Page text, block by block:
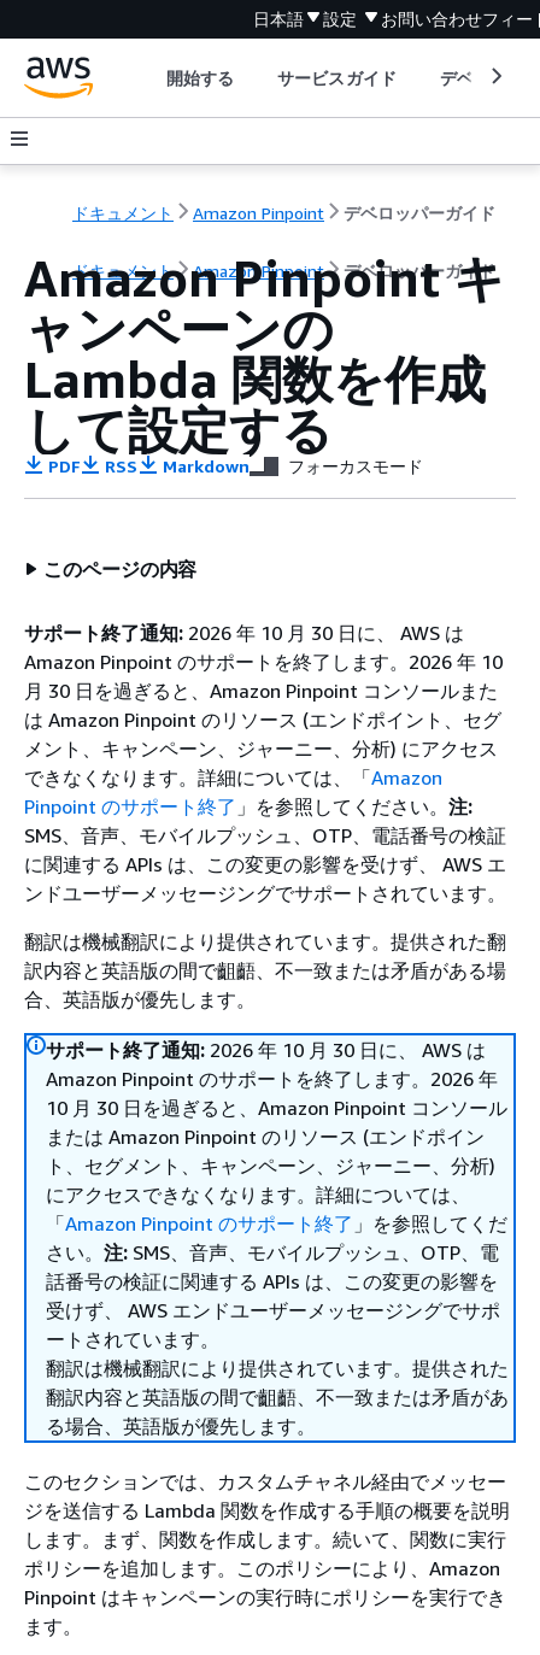
日本語 設定 お問い合わせフィー
開始する サービスガイド デベロッパ
ドキュメント Amazon Pinpoint デベロッパーガイド
ドキュメント Amazon Pinpoint デベロッパーガイド
Amazon Pinpoint キ
ャンペーンの
Lambda 関数を作成
して設定する
PDF RSS Markdown フォーカスモード
このページの内容
サポート終了通知: 2026 年 10 月 30 日に、 AWS は
Amazon Pinpoint のサポートを終了します。2026 年 10
月 30 日を過ぎると、Amazon Pinpoint コンソールまた
は Amazon Pinpoint のリソース (エンドポイント、セグ
メント、キャンペーン、ジャーニー、分析) にアクセス
できなくなります。詳細については、「Amazon
Pinpoint のサポート終了 」を参照してください。 注:
SMS、音声、モバイルプッシュ、OTP、電話番号の検証
に関連する APIs は、この変更の影響を受けず、 AWS エ
ンドユーザーメッセージングでサポートされています。
翻訳は機械翻訳により提供されています。提供された翻
訳内容と英語版の間で齟齬、不一致または矛盾がある場
合、英語版が優先します。
サポート終了通知: 2026 年 10 月 30 日に、 AWS は
Amazon Pinpoint のサポートを終了します。2026 年
10 月 30 日を過ぎると、Amazon Pinpoint コンソール
または Amazon Pinpoint のリソース (エンドポイン
ト、セグメント、キャンペーン、ジャーニー、分析)
にアクセスできなくなります。詳細については、
「Amazon Pinpoint のサポート終了 」を参照してくだ
さい。 注: SMS、音声、モバイルプッシュ、OTP、電
話番号の検証に関連する APIs は、この変更の影響を
受けず、 AWS エンドユーザーメッセージングでサポ
ートされています。
翻訳は機械翻訳により提供されています。提供された
翻訳内容と英語版の間で齟齬、不一致または矛盾があ
る場合、英語版が優先します。
このセクションでは、カスタムチャネル経由でメッセー
ジを送信する Lambda 関数を作成する手順の概要を説明
します。まず、関数を作成します。続いて、関数に実行
ポリシーを追加します。このポリシーにより、Amazon
Pinpoint はキャンペーンの実行時にポリシーを実行でき
ます。